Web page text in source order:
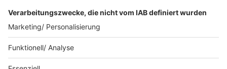
Datenschutzerklärung
Datenschutzeinstellungen
Radioplayer